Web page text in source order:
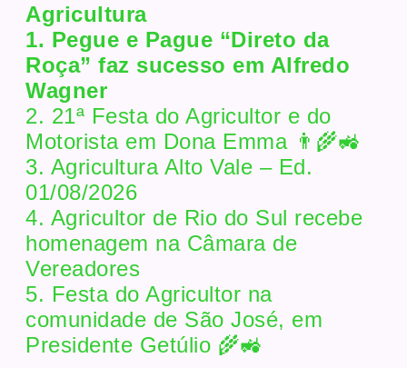
Agricultura
1. Pegue e Pague “Direto da
Roça” faz sucesso em Alfredo
Wagner
2. 21ª Festa do Agricultor e do
Motorista em Dona Emma 👨‍🌾🚜
3. Agricultura Alto Vale – Ed.
01/08/2026
4. Agricultor de Rio do Sul recebe
homenagem na Câmara de
Vereadores
5. Festa do Agricultor na
comunidade de São José, em
Presidente Getúlio 🌾🚜